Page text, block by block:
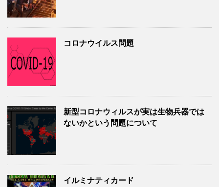
コロナウイルス問題
新型コロナウィルスが実は生物兵器では
ないかという問題について
イルミナティカード